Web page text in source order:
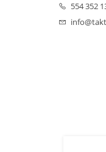
554 352